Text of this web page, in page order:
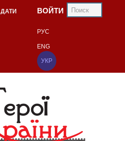
ДАТИ ВОЙТИ
РУС
ENG
УКР